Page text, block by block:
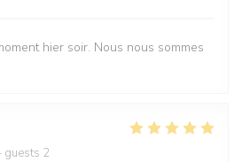
hier soir. Nous nous sommes
guests 2